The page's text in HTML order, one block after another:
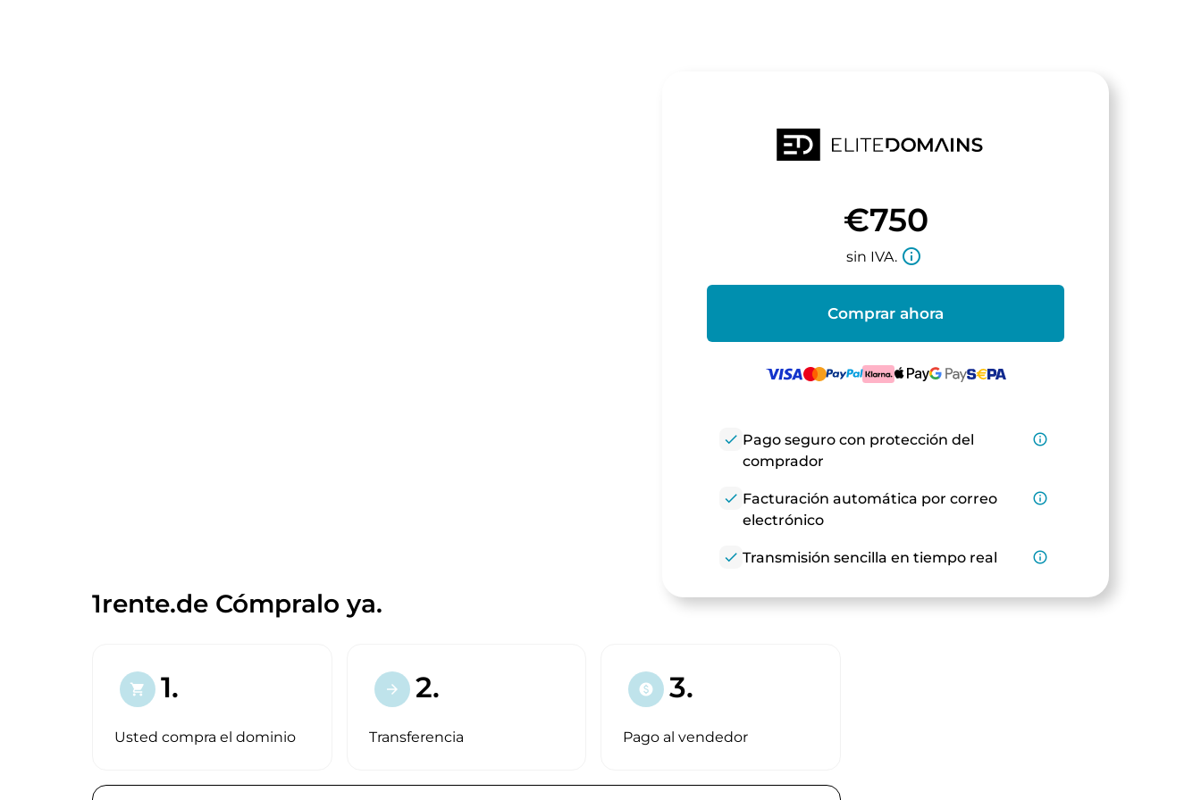
€750
sin IVA. info_outline
Comprar ahora
check Pago seguro con protección del
comprador
info_outline
check Facturación automática por correo
electrónico
info_outline
check Transmisión sencilla en tiempo real info_outline
1rente.de Cómpralo ya.
shopping_cart 1.
Usted compra el dominio
arrow_forward 2.
Transferencia
paid 3.
Pago al vendedor